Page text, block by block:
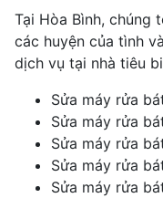
Tại Hòa Bình, chúng
các huyện của tình
dịch vụ tại nhà tiêu
Sửa máy rửa
Sửa máy rửa
Sửa máy rửa
Sửa máy rửa
Sửa máy rửa